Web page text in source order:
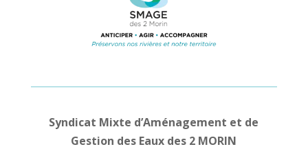
Syndicat Mixte d’Aménagement et de
Gestion des Eaux des 2 MORIN